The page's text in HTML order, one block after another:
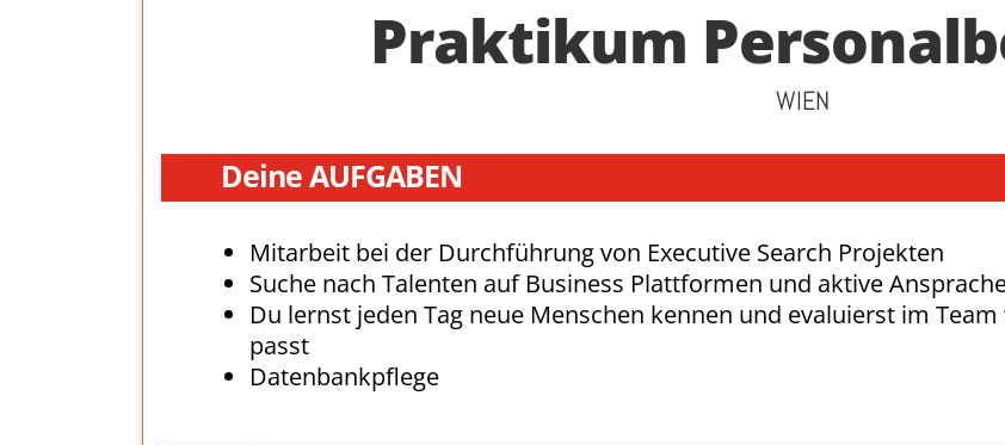
Praktikum
WIEN
Deine AUFGABEN
Mitarbeit bei der Durchführung von Executive Search Projekten
Suche nach Talenten auf Business Plattformen und aktive
Du lernst jeden Tag neue Menschen kennen und evaluierst im
passt
Datenbankpflege